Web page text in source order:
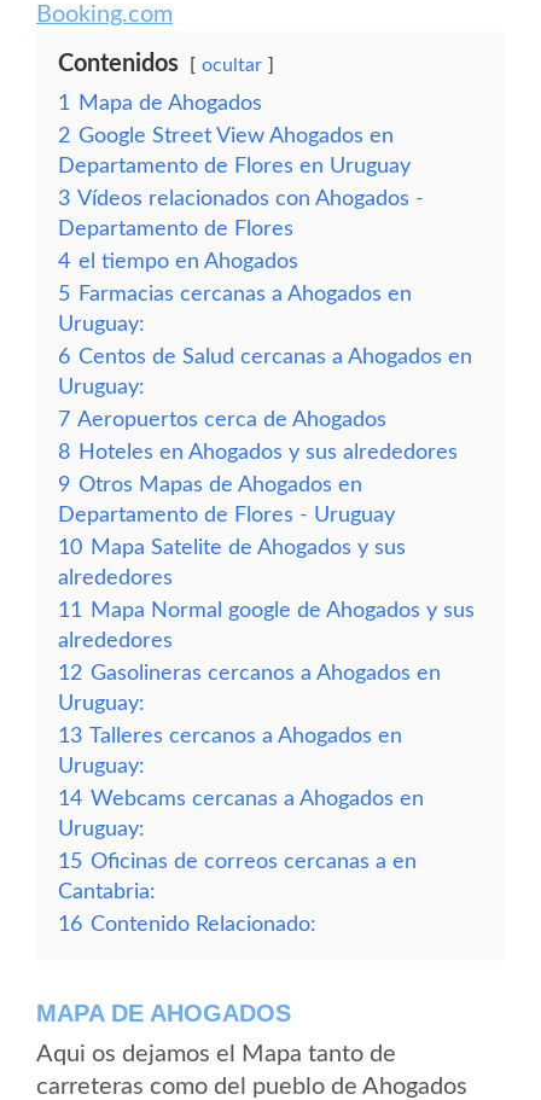
Booking.com
Contenidos ocultar
1
Mapa de Ahogados
2 Google Street View Ahogados en
Departamento de Flores en Uruguay
3 Vídeos relacionados con Ahogados -
Departamento de Flores
4 el tiempo en Ahogados
5 Farmacias cercanas a Ahogados en
Uruguay:
6 Centos de Salud cercanas a Ahogados en
Uruguay:
7 Aeropuertos cerca de Ahogados
8 Hoteles en Ahogados y sus alrededores
9 Otros Mapas de Ahogados en
Departamento de Flores - Uruguay
10 Mapa Satelite de Ahogados y sus
alrededores
11
Mapa Normal google de Ahogados y sus
alrededores
12 Gasolineras cercanos a Ahogados en
Uruguay:
13 Talleres cercanos a Ahogados en
Uruguay:
14 Webcams cercanas a Ahogados en
Uruguay:
15 Oficinas de correos cercanas a en
Cantabria:
16 Contenido Relacionado:
MAPA DE AHOGADOS
Aqui os dejamos el Mapa tanto de
carreteras como del pueblo de Ahogados